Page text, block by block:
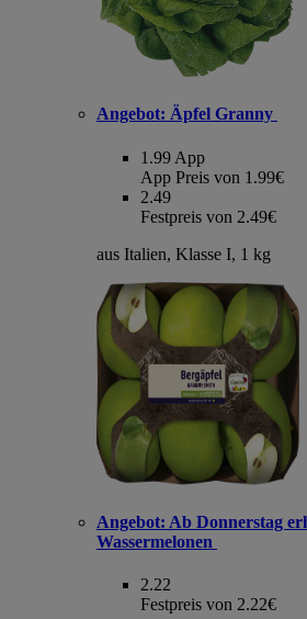
Angebot: Äpfel Granny
1.99 App
App Preis von 1.99€
2.49
Festpreis von 2.49€
aus Italien, Klasse I, 1 kg
Angebot: Ab Donnerstag
Wassermelonen
2.22
Festpreis von 2.22€